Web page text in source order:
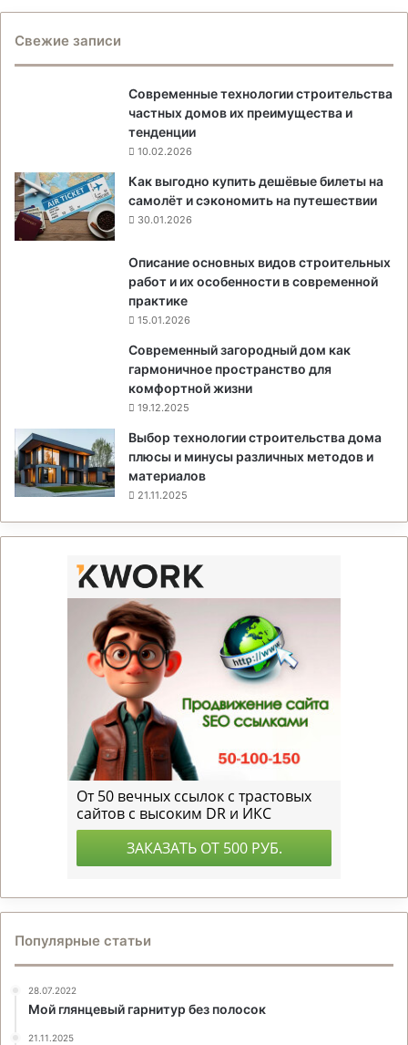
Свежие записи
Современные технологии строительства
частных домов их преимущества и
тенденции
10.02.2026
Как выгодно купить дешёвые билеты на
самолёт и сэкономить на путешествии
30.01.2026
Описание основных видов строительных
работ и их особенности в современной
практике
15.01.2026
Современный загородный дом как
гармоничное пространство для
комфортной жизни
19.12.2025
Выбор технологии строительства дома
плюсы и минусы различных методов и
материалов
21.11.2025
Популярные статьи
28.07.2022
Мой глянцевый гарнитур без полосок
21.11.2025